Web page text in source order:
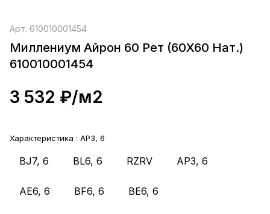
Арт. 610010001454
Миллениум Айрон 60 Рет (60X60 Нат.)
610010001454
3 532 ₽/м2
Характеристика : AP3, 6
BJ7, 6 BL6, 6 RZRV AP3, 6
AE6, 6 BF6, 6 BE6, 6